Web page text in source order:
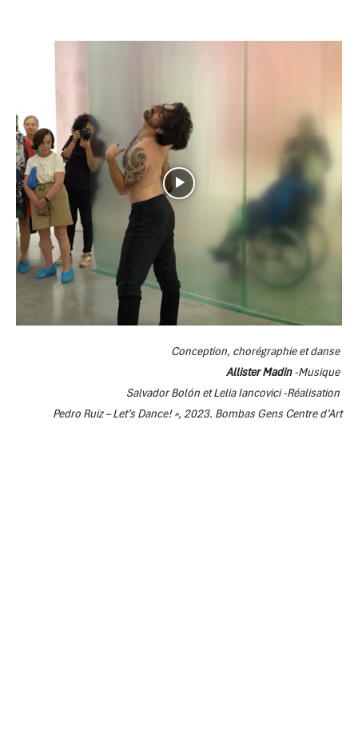
Conception, chorégraphie et danse
Allister Madin-Musique
Salvador Bolón et Lelia Iancovici -Réalisation
Pedro Ruiz – Let’s Dance! », 2023. Bombas Gens Centre d’Art